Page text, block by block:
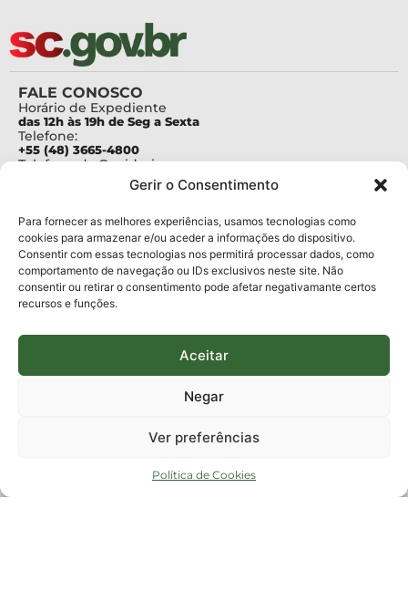
Gerir o Consentimento
Para fornecer as melhores experiências, usamos tecnologias como
cookies para armazenar e/ou aceder a informações do dispositivo.
Consentir com essas tecnologias nos permitirá processar dados, como
comportamento de navegação ou IDs exclusivos neste site. Não
consentir ou retirar o consentimento pode afetar negativamante certos
recursos e funções.
Aceitar
Negar
Ver preferências
Política de Cookies
FALE CONOSCO
Horário de Expediente
das 12h às 19h de Seg a Sexta
Telefone:
+55 (48) 3665-4800
Telefone da Ouvidoria
Para assuntos relacionados à Pesquisa
pesquisa@fapesc.sc.gov.br
Para assuntos relacionados à Inovação
inovacao@fapesc.sc.gov.br
Para assuntos relacionados à Bolsas
bolsas@fapesc.sc.gov.br
Para assuntos relacionados à Prestação de Contas
Para assuntos relacionados à Plataforma
plataforma@fapesc.sc.gov.br
Jair Artur da Silva dpo@fapesc.sc.gov.br 3665-4831
km 01, Módulo 12A, Edifício Fapesc / Celta, 5° andar